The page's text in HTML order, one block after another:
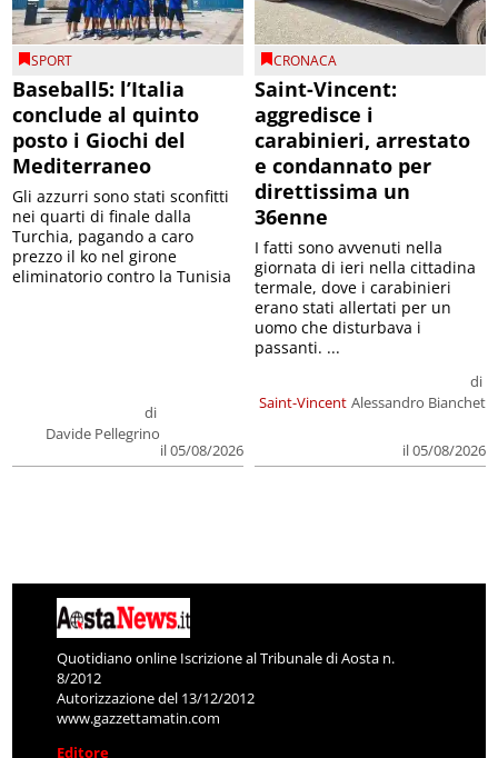
SPORT
Baseball5: l’Italia
conclude al quinto
posto i Giochi del
Mediterraneo
di
Davide Pellegrino
il 05/08/2026
Gli azzurri sono stati sconfitti
nei quarti di finale dalla
Turchia, pagando a caro
prezzo il ko nel girone
eliminatorio contro la Tunisia
CRONACA
Saint-Vincent:
aggredisce i
carabinieri, arrestato
e condannato per
direttissima un
36enne
Saint-Vincent
di
Alessandro Bianchet
il 05/08/2026
I fatti sono avvenuti nella
giornata di ieri nella cittadina
termale, dove i carabinieri
erano stati allertati per un
uomo che disturbava i
passanti. ...
Quotidiano online Iscrizione al Tribunale di Aosta n.
8/2012
Autorizzazione del 13/12/2012
www.gazzettamatin.com
Editore